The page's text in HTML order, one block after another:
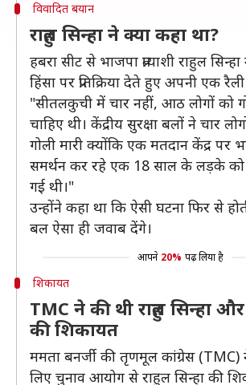
विवादित बयान
राहुल सिन्हा ने क्या कहा था?
हबरा सीट से भाजपा प्रत्याशी राहुल
हिंसा पर प्रतिक्रिया देते हुए अपनी एक
"सीतलकुची में चार नहीं, आठ लोगों को
चाहिए थी। केंद्रीय सुरक्षा बलों ने चार
गोली मारी क्योंकि एक मतदान केंद्र पर
समर्थन कर रहे एक 18 साल के लड़के को
गई थी।"
उन्होंने कहा था कि ऐसी घटना फिर से
बल ऐसा ही जवाब देंगे।
आपने 20% पढ़ लिया है
शिकायत
TMC ने की थी राहुल सिन्हा
की शिकायत
ममता बनर्जी की तृणमूल कांग्रेस
लिए चुनाव आयोग से राहुल सिन्हा की